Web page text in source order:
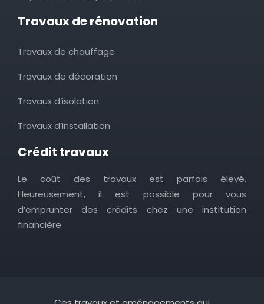
Travaux de rénovation
Travaux de chauffage
Travaux de décoration
Travaux d’isolation
Travaux d’installation
Crédit travaux
Le coût des travaux est parfois élevé.
Heureusement, il est possible pour vous
d’emprunter des crédits chez une institution
financière